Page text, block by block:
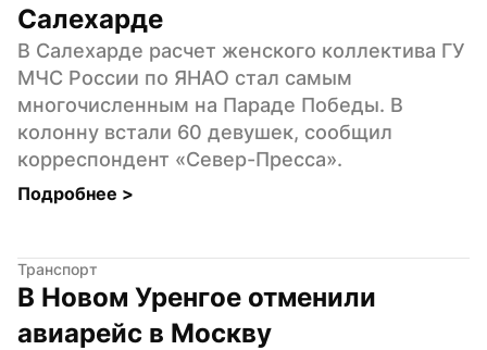
Салехарде
В Салехарде расчет женского коллектива ГУ
МЧС России по ЯНАО стал самым
многочисленным на Параде Победы. В
колонну встали 60 девушек, сообщил
корреспондент «Север-Пресса».
Подробнее >
Транспорт
В Новом Уренгое отменили
авиарейс в Москву